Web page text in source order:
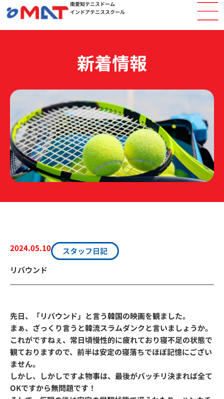
容
を
南愛知テニスドーム
インドアテニススクール
新着情報
2024.05.10
スタッフ日記
リバウンド
先日、「リバウンド」と言う韓国の映画を観ました。
まぁ、ざっくり言うと韓流スラムダンクと言いましょうか。
これがですねぇ、常日頃慢性的に疲れており寝不足の状態で
観ておりますので、前半は安定の寝落ちでほぼ記憶にござい
ません。
しかし、しかしですよ物事は、最後がバッチリ決まれば全て
OKですから無問題です！